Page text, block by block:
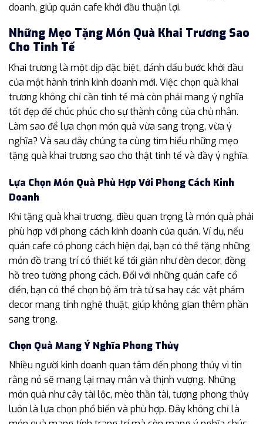
doanh, giúp quán cafe khởi đầu thuận lợi.
Những Mẹo Tặng Món Quà Khai Trương Sao
Cho Tinh Tế
Khai trương là một dịp đặc biệt, đánh dấu bước khởi đầu
của một hành trình kinh doanh mới. Việc chọn quà khai
trương không chỉ cần tinh tế mà còn phải mang ý nghĩa
tốt đẹp để chúc phúc cho sự thành công của chủ nhân.
Làm sao để lựa chọn món quà vừa sang trọng, vừa ý
nghĩa? Và sau đây chúng ta cùng tìm hiểu những mẹo
tặng quà khai trương sao cho thật tinh tế và đầy ý nghĩa.
Lựa Chọn Món Quà Phù Hợp Với Phong Cách Kinh
Doanh
Khi tặng quà khai trương, điều quan trọng là món quà phải
phù hợp với phong cách kinh doanh của quán. Ví dụ, nếu
quán cafe có phong cách hiện đại, bạn có thể tặng những
món đồ trang trí có thiết kế tối giản như đèn decor, đồng
hồ treo tường phong cách. Đối với những quán cafe cổ
điển, bạn có thể chọn bộ ấm trà tử sa hay các vật phẩm
decor mang tính nghệ thuật, giúp không gian thêm phần
sang trọng.
Chọn Quà Mang Ý Nghĩa Phong Thủy
Nhiều người kinh doanh quan tâm đến phong thủy vì tin
rằng nó sẽ mang lại may mắn và thịnh vượng. Những
món quà như cây tài lộc, mèo thần tài, tượng phong thủy
luôn là lựa chọn phổ biến và phù hợp. Đây không chỉ là